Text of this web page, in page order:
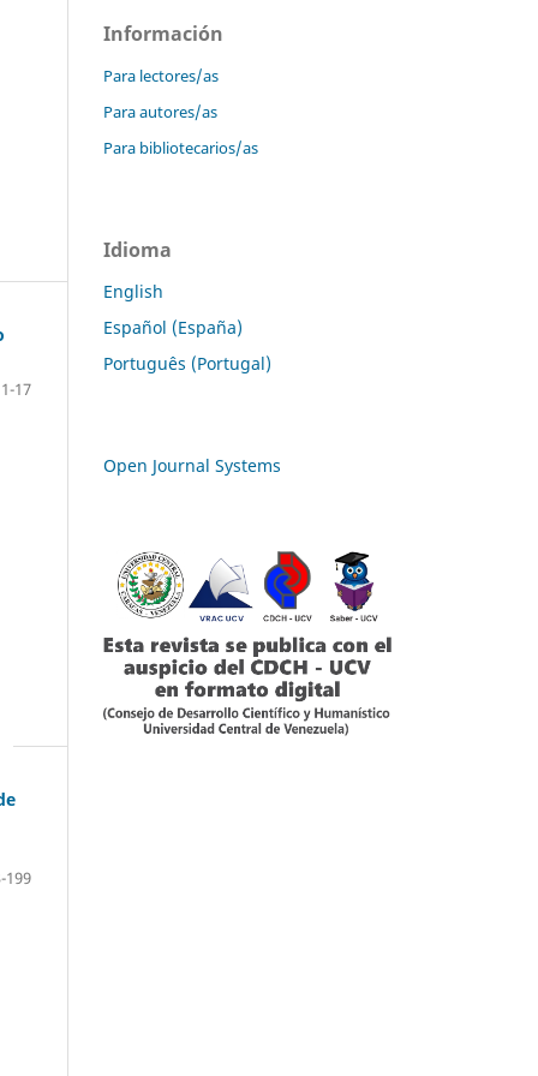
17
199
Información
Para lectores/as
Para autores/as
Para bibliotecarios/as
Idioma
English
Español (España)
Português (Portugal)
Open Journal Systems